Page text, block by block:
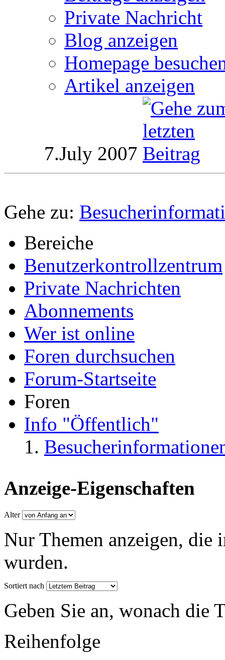
Private Nachricht
Blog anzeigen
Homepage
Artikel anzeigen
7.July 2007
Gehe zu:
Bereiche
Benutzerkontrollzentrum
Private Nachrichten
Abonnements
Wer ist online
Foren durchsuchen
Forum-Startseite
Foren
Info "Öffentlich"
Anzeige-Eigenschaften
Alter
Nur Themen anzeigen, die
wurden.
Sortiert nach
Geben Sie an, wonach die
Reihenfolge